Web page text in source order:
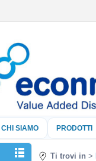
CHI SIAMO PRODOTTI
Ti trovi in